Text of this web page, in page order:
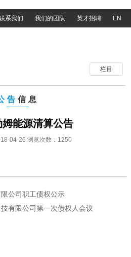
系我们
我们的团队 英才招聘 EN
栏目
告 信息
能源清算公告
04-26 浏览次数：1250
公司职工债权公示
有限公司第一次债权人会议